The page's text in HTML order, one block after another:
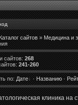
Каталог сайтов»Медицина и
сайтов:268
:241-260
по:Дате ·Названию·
клиника на